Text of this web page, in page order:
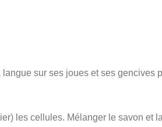
sur ses joues et ses gencives
les cellules. Mélanger le savon et